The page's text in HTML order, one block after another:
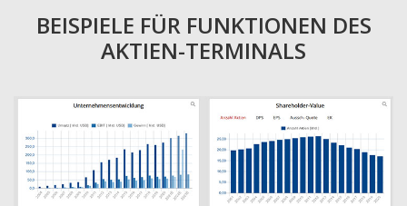
BEISPIELE FÜR FUNKTIONEN DES
AKTIEN-TERMINALS